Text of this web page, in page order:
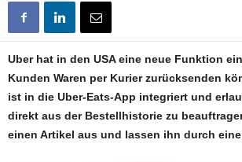
Uber hat in den USA eine neue Funktion
Kunden Waren per Kurier zurücksenden
ist in die Uber-Eats-App integriert und
direkt aus der Bestellhistorie zu
einen Artikel aus und lassen ihn durch